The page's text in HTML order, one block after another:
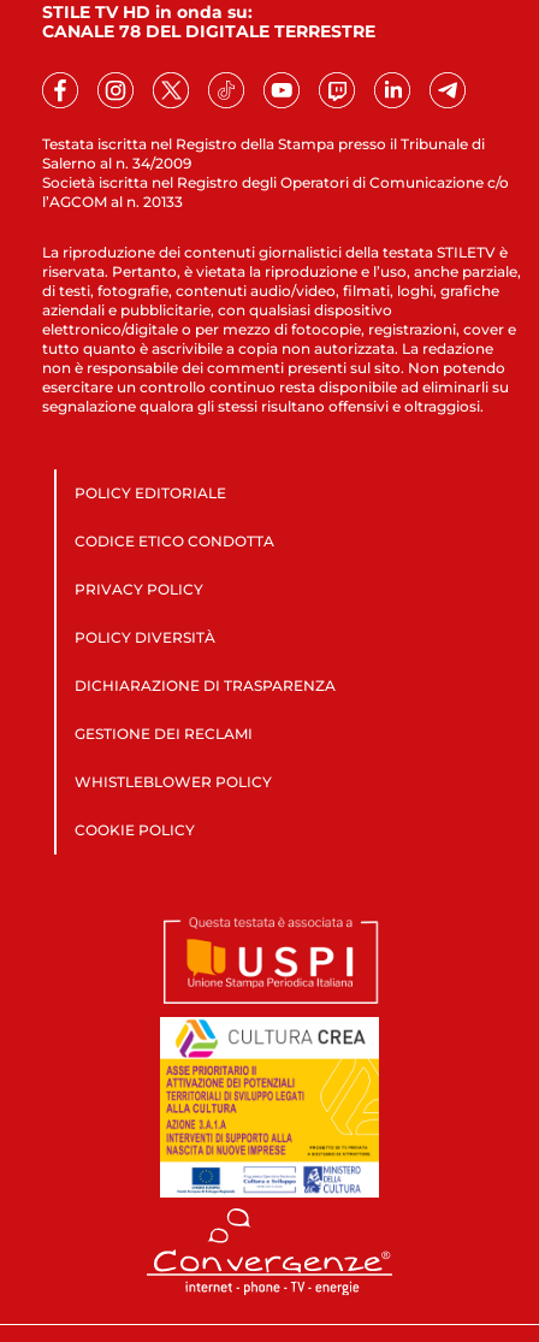
Testata iscritta nel Registro della Stampa presso il Tribunale di
Salerno al n. 34/2009
Società iscritta nel Registro degli Operatori di Comunicazione c/o
l’AGCOM al n. 20133
STILE TV HD in onda su:
CANALE 78 DEL DIGITALE TERRESTRE
La riproduzione dei contenuti giornalistici della testata STILETV è
riservata. Pertanto, è vietata la riproduzione e l’uso, anche parziale,
di testi, fotografie, contenuti audio/video, filmati, loghi, grafiche
aziendali e pubblicitarie, con qualsiasi dispositivo
elettronico/digitale o per mezzo di fotocopie, registrazioni, cover e
tutto quanto è ascrivibile a copia non autorizzata. La redazione
non è responsabile dei commenti presenti sul sito. Non potendo
esercitare un controllo continuo resta disponibile ad eliminarli su
segnalazione qualora gli stessi risultano offensivi e oltraggiosi.
POLICY EDITORIALE
CODICE ETICO CONDOTTA
PRIVACY POLICY
POLICY DIVERSITÀ
DICHIARAZIONE DI TRASPARENZA
GESTIONE DEI RECLAMI
WHISTLEBLOWER POLICY
COOKIE POLICY